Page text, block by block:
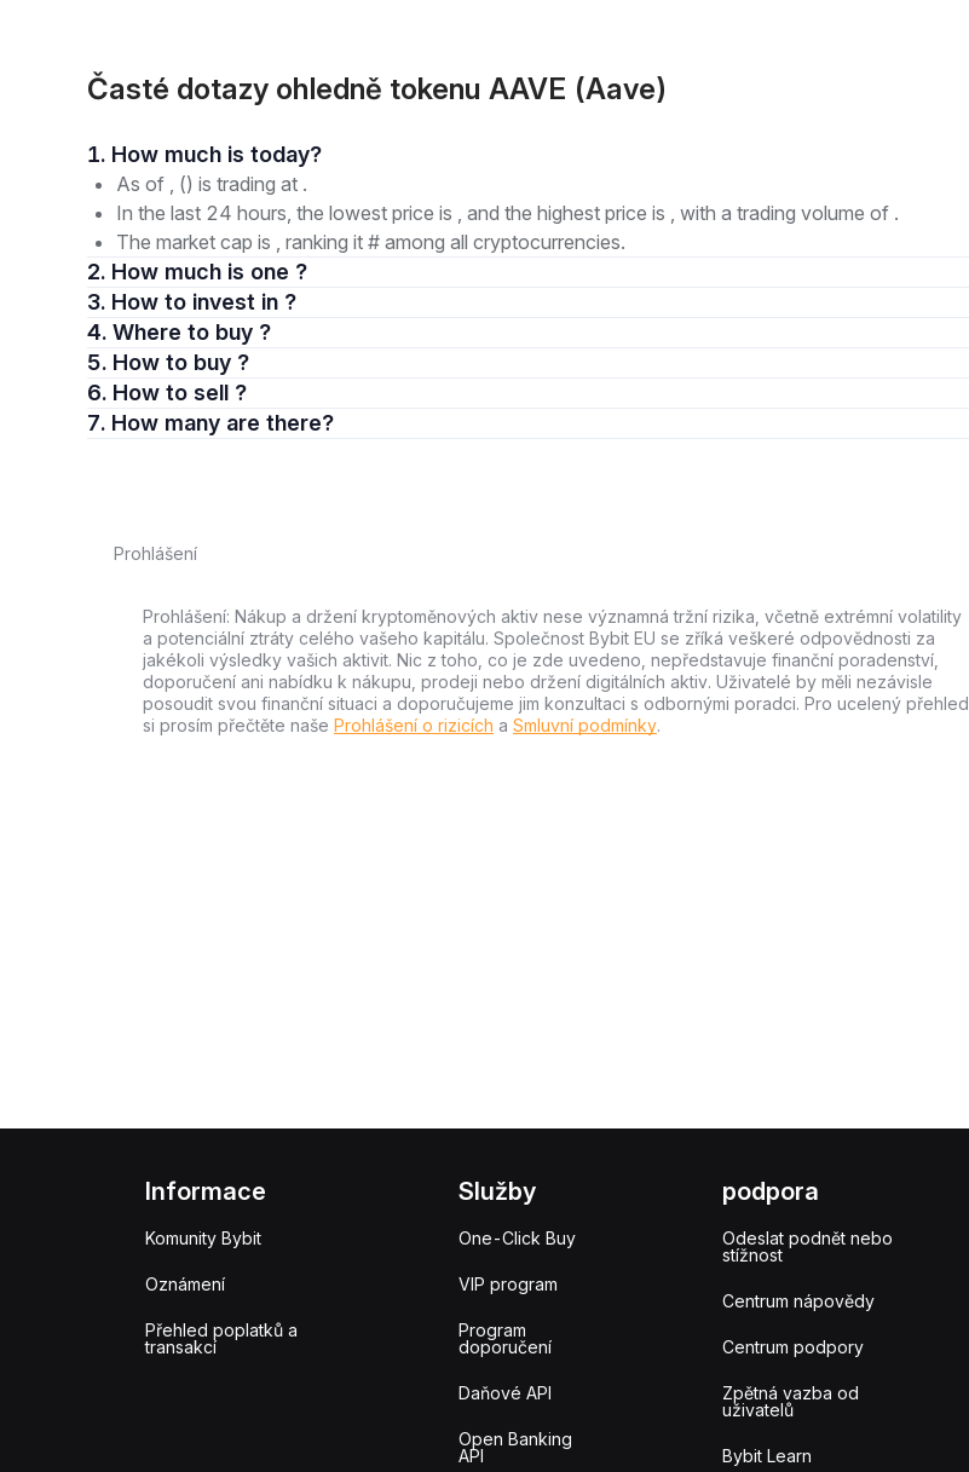
Časté dotazy ohledně tokenu AAVE (Aave)
1. How much is today?
As of , () is trading at .
In the last 24 hours, the lowest price is , and the highest price is , with a trading volume of .
The market cap is , ranking it # among all cryptocurrencies.
2. How much is one ?
3. How to invest in ?
4. Where to buy ?
5. How to buy ?
6. How to sell ?
7. How many are there?
Prohlášení
Prohlášení: Nákup a držení kryptoměnových aktiv nese významná tržní rizika, včetně extrémní volatility
a potenciální ztráty celého vašeho kapitálu. Společnost Bybit EU se zříká veškeré odpovědnosti za
jakékoli výsledky vašich aktivit. Nic z toho, co je zde uvedeno, nepředstavuje finanční poradenství,
doporučení ani nabídku k nákupu, prodeji nebo držení digitálních aktiv. Uživatelé by měli nezávisle
posoudit svou finanční situaci a doporučujeme jim konzultaci s odbornými poradci. Pro ucelený přehled
si prosím přečtěte naše Prohlášení o rizicích a Smluvní podmínky.
Informace
Komunity Bybit
Oznámení
Přehled poplatků a
transakcí
Služby
One-Click Buy
VIP program
Program
doporučení
Daňové API
Open Banking
API
podpora
Odeslat podnět nebo
stížnost
Centrum nápovědy
Centrum podpory
Zpětná vazba od
uživatelů
Bybit Learn